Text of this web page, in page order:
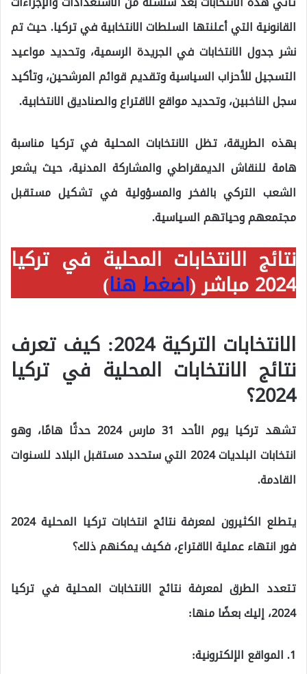
القانونية التي أعلنتها السلطات الانتخابية في تركيا. حيث تم
نشر جدول الانتخابات في الجريدة الرسمية، وتحديد مواعيد
التسجيل للأحزاب السياسية وتقديم قوائم المرشحين، وتأكيد
سجل الناخبين، وتحديد مواقع الاقتراع والصناديق الانتخابية.
بهذه الطريقة، تظل الانتخابات المحلية في تركيا مناسبة
هامة للنقاش الديمقراطي والمشاركة المدنية، حيث يشعر
الشعب التركي بالفخر والمسؤولية في تشكيل مستقبل
مجتمعهم وحياتهم السياسية.
نتائج الانتخابات المحلية في تركيا
2024 مباشر ( اضغط هنا)
الانتخابات التركية 2024: كيف تعرف
نتائج الانتخابات المحلية في تركيا
2024؟
تشهد تركيا يوم الأحد 31 مارس 2024 حدثًا هامًا، وهو
انتخابات البلديات 2024 التي ستحدد مستقبل البلاد للسنوات
القادمة.
يتطلع الكثيرون لمعرفة نتائج انتخابات تركيا المحلية 2024
فور انتهاء عملية الاقتراع، فكيف يمكنهم ذلك؟
تتعدد الطرق لمعرفة نتائج الانتخابات المحلية في تركيا
2024، إليك بعضًا منها:
1. المواقع الإلكترونية: